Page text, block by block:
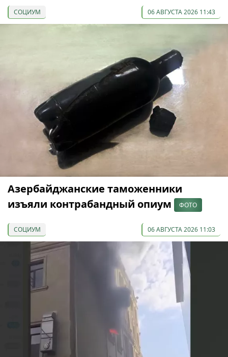
СОЦИУМ 06 АВГУСТА 2026 11:43
Азербайджанские таможенники
изъяли контрабандный опиум
ФОТО
СОЦИУМ 06 АВГУСТА 2026 11:03